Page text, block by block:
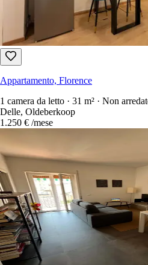
Appartamento, Oosterwolde
1 camera da letto · 50 m² · Non arredato
Oosterwolde
450 €
Appartamento, Florence
1 camera da letto · 31 m² · Non arredato